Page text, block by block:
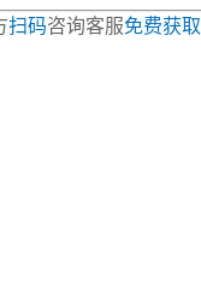
扫码咨询客服免费获取